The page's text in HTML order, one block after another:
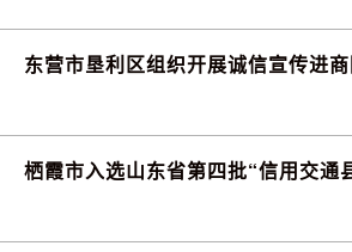
东营市垦利区组织开展诚信宣传进
栖霞市入选山东省第四批“信用交通